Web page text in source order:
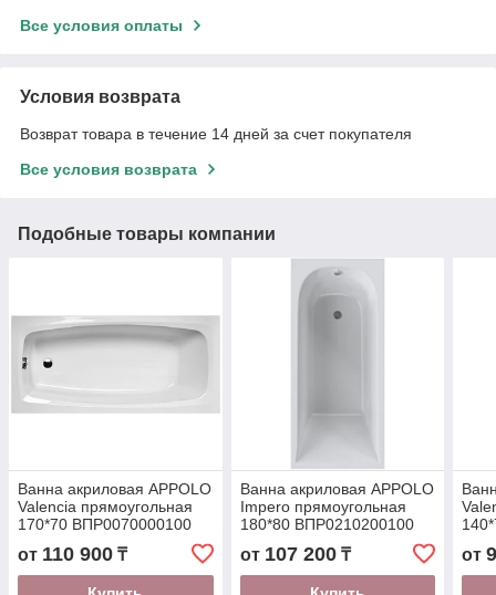
Все условия оплаты
Условия возврата
Возврат товара в течение 14 дней за счет покупателя
Все условия возврата
Подобные товары компании
Ванна акриловая APPOLO
Valencia прямоугольная
170*70 ВПР0070000100
от 110 900 ₸
Ванна акриловая APPOLO
Impero прямоугольная
180*80 ВПР0210200100
от 107 200₸ от